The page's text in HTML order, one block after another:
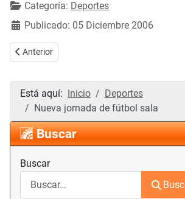
Categoría: Deportes
Publicado: 05 Diciembre 2006
Artículo anterior: Deporte para el fin de
Anterior
Está aquí: Inicio
Deportes
Nueva jornada de fútbol sala
Buscar
Buscar